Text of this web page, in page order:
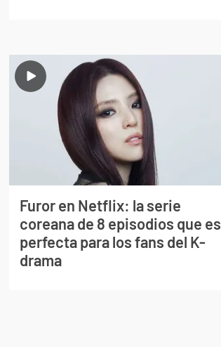
Furor en Netflix: la serie
coreana de 8 episodios que es
perfecta para los fans del K-
drama